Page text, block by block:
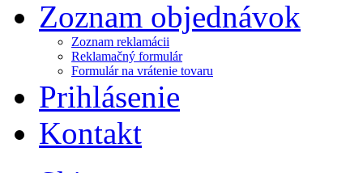
Zoznam objednávok
Zoznam reklamácii
Reklamačný formulár
Formulár na vrátenie tovaru
Prihlásenie
Kontakt